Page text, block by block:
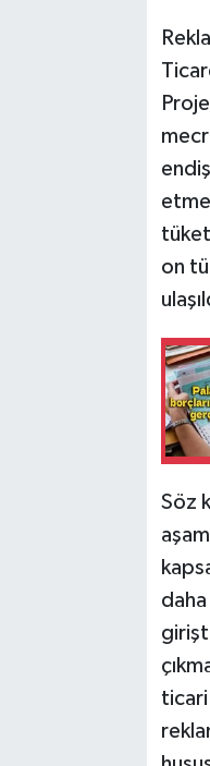
on
Söz
ticari